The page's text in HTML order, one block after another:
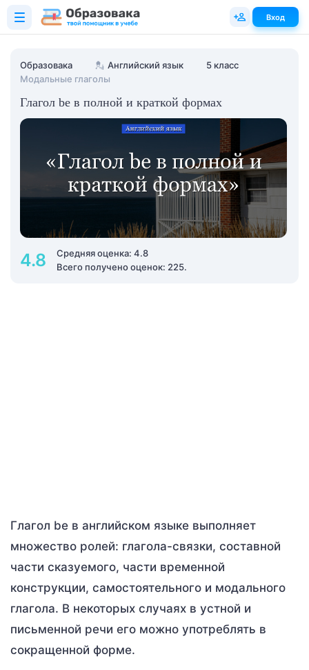
Образовака 💂 Английский язык
5 класс
Модальные глаголы
Глагол be в полной и краткой формах
4.8
Средняя оценка: 4.8
Всего получено оценок: 225.
Глагол be в английском языке выполняет
множество ролей: глагола-связки, составной
части сказуемого, части временной
конструкции, самостоятельного и модального
глагола. В некоторых случаях в устной и
письменной речи его можно употреблять в
сокращенной форме.
Вход